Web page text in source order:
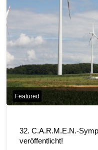
Featured
32. C.A.R.M.E.N.-
veröffentlicht!